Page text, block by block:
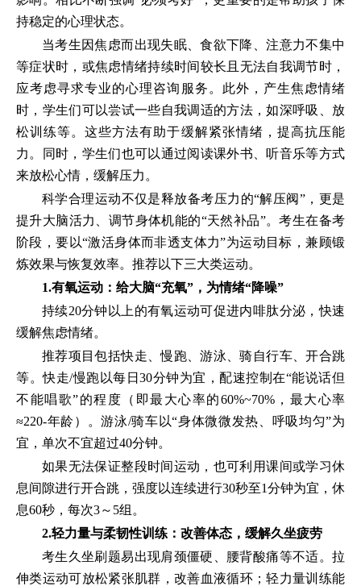
持稳定的心理状态。
当考生因焦虑而出现失眠、食欲下降、注意力不集中
等症状时，或焦虑情绪持续时间较长且无法自我调节时，
应考虑寻求专业的心理咨询服务。此外，产生焦虑情绪
时，学生们可以尝试一些自我调适的方法，如深呼吸、放
松训练等。这些方法有助于缓解紧张情绪，提高抗压能
力。同时，学生们也可以通过阅读课外书、听音乐等方式
来放松心情，缓解压力。
科学合理运动不仅是释放备考压力的“解压阀”，更是
提升大脑活力、调节身体机能的“天然补品”。考生在备考
阶段，要以“激活身体而非透支体力”为运动目标，兼顾锻
炼效果与恢复效率。推荐以下三大类运动。
1.有氧运动：给大脑“充氧”，为情绪“降噪”
持续20分钟以上的有氧运动可促进内啡肽分泌，快速
缓解焦虑情绪。
推荐项目包括快走、慢跑、游泳、骑自行车、开合跳
等。快走/慢跑以每日30分钟为宜，配速控制在“能说话但
不能唱歌”的程度（即最大心率的60%~70%，最大心率
≈220-年龄）。游泳/骑车以“身体微微发热、呼吸均匀”为
宜，单次不宜超过40分钟。
如果无法保证整段时间运动，也可利用课间或学习休
息间隙进行开合跳，强度以连续进行30秒至1分钟为宜，休
息60秒，每次3～5组。
2.轻力量与柔韧性训练：改善体态，缓解久坐疲劳
考生久坐刷题易出现肩颈僵硬、腰背酸痛等不适。拉
伸类运动可放松紧张肌群，改善血液循环；轻力量训练能